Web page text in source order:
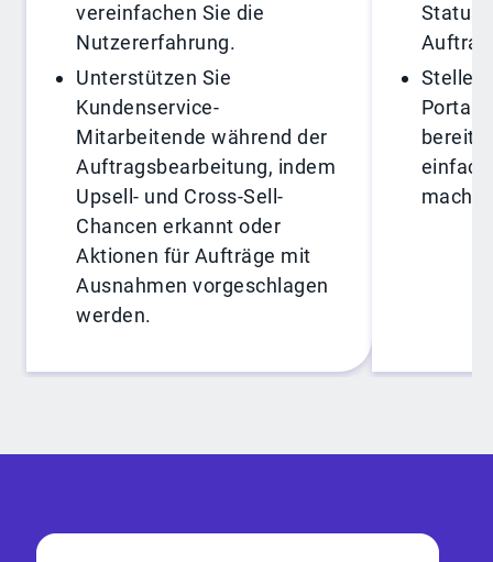
vereinfachen Sie die
Nutzererfahrung.
Unterstützen Sie
Kundenservice-
Mitarbeitende während der
Auftragsbearbeitung, indem
Upsell- und Cross-Sell-
Chancen erkannt oder
Aktionen für Aufträge mit
Ausnahmen vorgeschlagen
werden.
Stellen
Portal
bereit,
macht.